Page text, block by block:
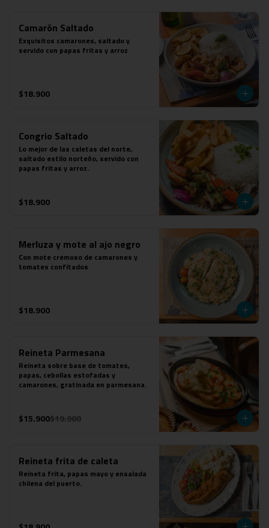
Camarón Saltado
Exquisitos camarones, saltado y
servido con papas fritas y arroz
$18.900
Congrio Saltado
Lo mejor de las caletas del norte,
saltado estilo norteño, servido con
papas fritas y arroz.
$18.900
Merluza y mote al ajo negro
Con mote cremoso de camarones y
tomates confitados
$18.900
Reineta Parmesana
Reineta sobre base de tomates,
papas, cebollas estofadas y
camarones, gratinada en parmesana.
$15.900$19.900
Reineta frita de caleta
Reineta frita, papas mayo y ensalada
chilena del puerto.